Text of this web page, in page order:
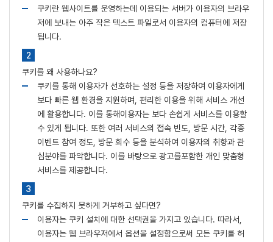
쿠키란 웹사이트를 운영하는데 이용되는 서버가 이용자의 브라우
저에 보내는 아주 작은 텍스트 파일로서 이용자의 컴퓨터에 저장
됩니다.
쿠키를 왜 사용하나요?
쿠키를 통해 이용자가 선호하는 설정 등을 저장하여 이용자에게
보다 빠른 웹 환경을 지원하며, 편리한 이용을 위해 서비스 개선
에 활용합니다. 이를 통해이용자는 보다 손쉽게 서비스를 이용할
수 있게 됩니다. 또한 여러 서비스의 접속 빈도, 방문 시간, 각종
이벤트 참여 정도, 방문 회수 등을 분석하여 이용자의 취향과 관
심분야를 파악합니다. 이를 바탕으로 광고를포함한 개인 맞춤형
서비스를 제공합니다.
쿠키를 수집하지 못하게 거부하고 싶다면?
이용자는 쿠키 설치에 대한 선택권을 가지고 있습니다. 따라서,
이용자는 웹 브라우저에서 옵션을 설정함으로써 모든 쿠키를 허